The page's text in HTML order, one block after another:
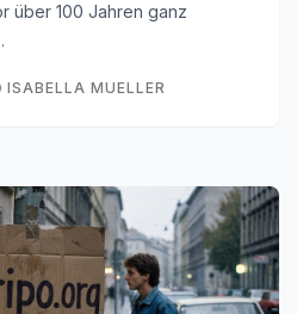
über 100 Jahren ganz
ISABELLA MUELLER